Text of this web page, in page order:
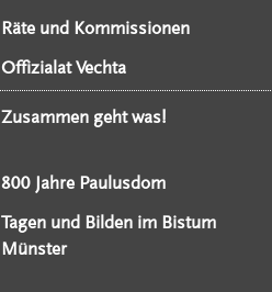
Räte und Kommissionen
Offizialat Vechta
Zusammen geht was!
800 Jahre Paulusdom
Tagen und Bilden im Bistum
Münster